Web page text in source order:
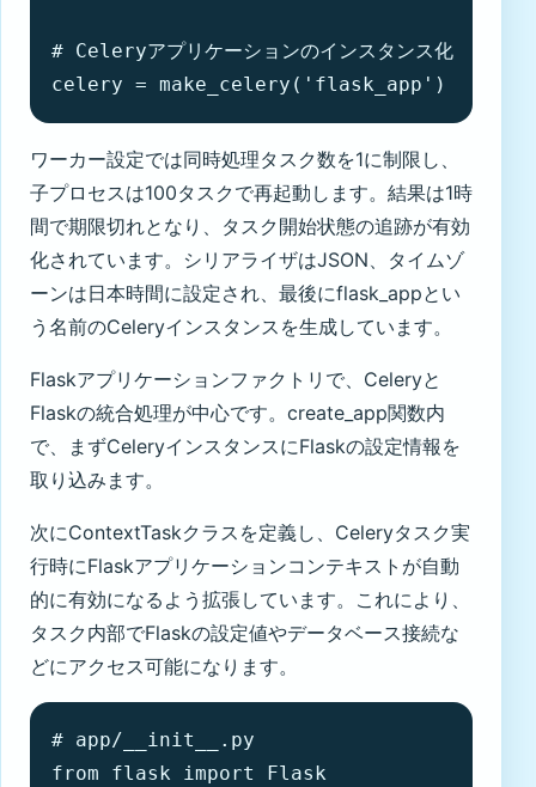
# Celeryアプリケーションのインスタンス化
celery = make_celery('flask_app')
ワーカー設定では同時処理タスク数を1に制限し、
子プロセスは100タスクで再起動します。結果は1時
間で期限切れとなり、タスク開始状態の追跡が有効
化されています。シリアライザはJSON、タイムゾ
ーンは日本時間に設定され、最後にflask_appとい
う名前のCeleryインスタンスを生成しています。
Flaskアプリケーションファクトリで、Celeryと
Flaskの統合処理が中心です。create_app関数内
で、まずCeleryインスタンスにFlaskの設定情報を
取り込みます。
次にContextTaskクラスを定義し、Celeryタスク実
行時にFlaskアプリケーションコンテキストが自動
的に有効になるよう拡張しています。これにより、
タスク内部でFlaskの設定値やデータベース接続な
どにアクセス可能になります。
# app/__init__.py
from flask import Flask